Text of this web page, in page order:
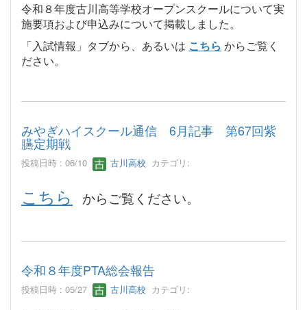
令和８年度古川高等学校オープンスクールについて実
施要項および申込みについて掲載しました。
「入試情報」タブから、あるいは こちら からご覧く
ださい。
みやぎハイスクール通信 6月記事 第67回紫
臙定期戦
投稿日時 : 06/10 古川高校 カテゴリ:
こちら からご覧ください。
令和８年度PTA総会報告
投稿日時 : 05/27 古川高校 カテゴリ: